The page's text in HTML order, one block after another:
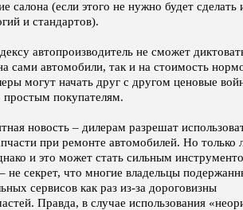
салона (если этого не нужно будет сделать
и стандартов).
автопроизводитель не сможет
сами автомобили, так и на стоимость
могут начать друг с другом ценовые
простым покупателям.
новость – дилерам разрешат
при ремонте автомобилей. Но только
и это может стать сильным
не секрет, что многие владельцы
сервисов как раз из-за дороговизны
Правда, в случае использования